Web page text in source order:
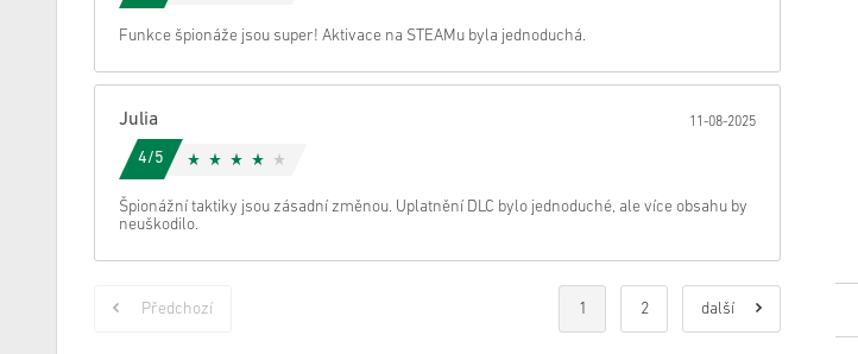
Funkce špionáže jsou super! Aktivace na STEAMu byla jednoduchá.
Julia 11-08-2025
4/5
Špionážní taktiky jsou zásadní změnou. Uplatnění DLC bylo jednoduché, ale více obsahu by
neuškodilo.
Předchozí 1 2 další